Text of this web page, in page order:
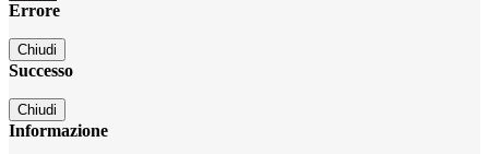
Errore
Chiudi
Successo
Chiudi
Informazione